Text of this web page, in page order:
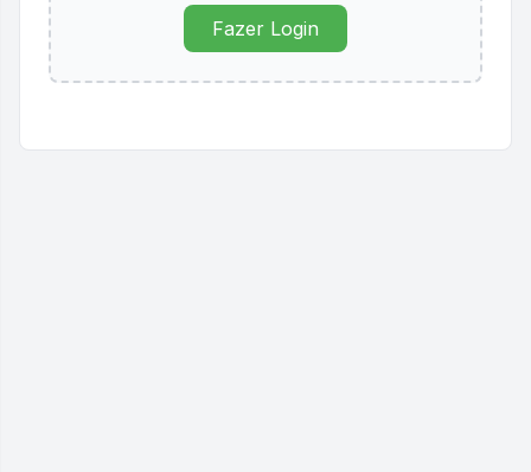
Fazer Login